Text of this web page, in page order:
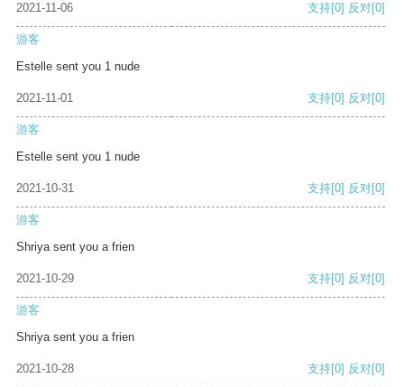
2021-11-06 支持[0] 反对[0]
游客
Estelle sent you 1 nude
2021-11-01 支持[0] 反对[0]
游客
Estelle sent you 1 nude
2021-10-31 支持[0] 反对[0]
游客
Shriya sent you a frien
2021-10-29 支持[0] 反对[0]
游客
Shriya sent you a frien
2021-10-28 支持[0] 反对[0]